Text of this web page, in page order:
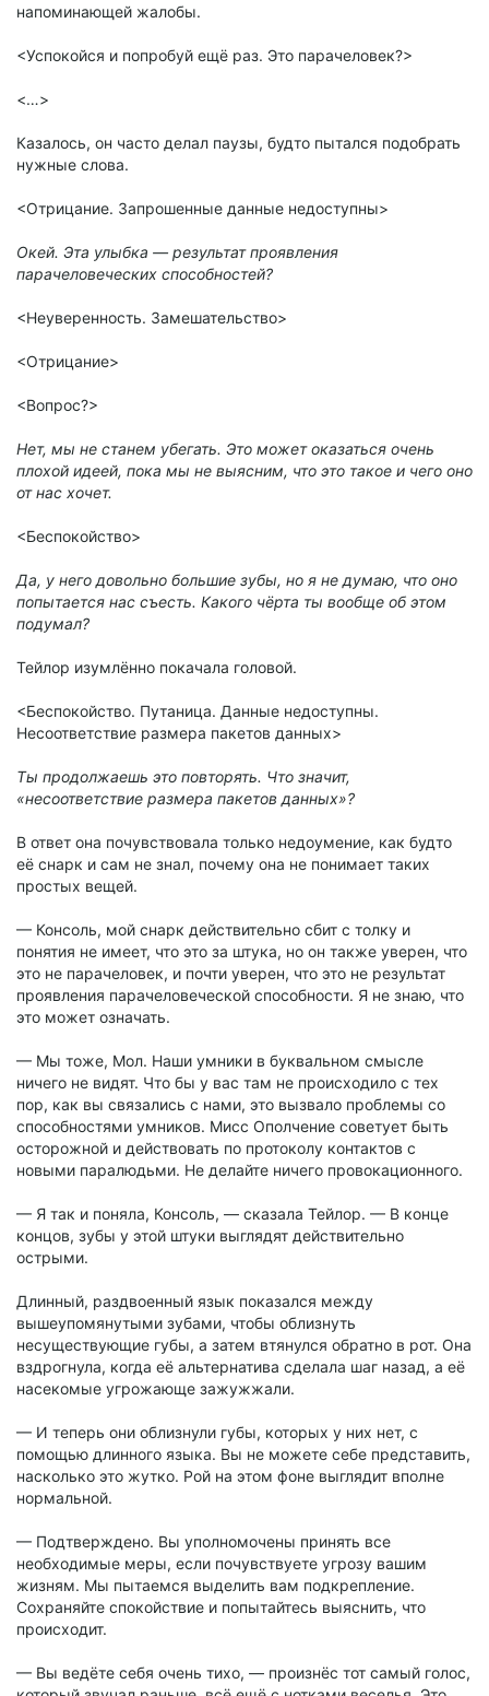
напоминающей жалобы.
<Успокойся и попробуй ещё раз. Это парачеловек?>
<…>
Казалось, он часто делал паузы, будто пытался подобрать
нужные слова.
<Отрицание. Запрошенные данные недоступны>
Окей. Эта улыбка — результат проявления
парачеловеческих способностей?
<Неуверенность. Замешательство>
<Отрицание>
<Вопрос?>
Нет, мы не станем убегать. Это может оказаться очень
плохой идеей, пока мы не выясним, что это такое и чего оно
от нас хочет.
<Беспокойство>
Да, у него довольно большие зубы, но я не думаю, что оно
попытается нас съесть. Какого чёрта ты вообще об этом
подумал?
Тейлор изумлённо покачала головой.
<Беспокойство. Путаница. Данные недоступны.
Несоответствие размера пакетов данных>
Ты продолжаешь это повторять. Что значит,
«несоответствие размера пакетов данных»?
В ответ она почувствовала только недоумение, как будто
её снарк и сам не знал, почему она не понимает таких
простых вещей.
— Консоль, мой снарк действительно сбит с толку и
понятия не имеет, что это за штука, но он также уверен, что
это не парачеловек, и почти уверен, что это не результат
проявления парачеловеческой способности. Я не знаю, что
это может означать.
— Мы тоже, Мол. Наши умники в буквальном смысле
ничего не видят. Что бы у вас там не происходило с тех
пор, как вы связались с нами, это вызвало проблемы со
способностями умников. Мисс Ополчение советует быть
осторожной и действовать по протоколу контактов с
новыми паралюдьми. Не делайте ничего провокационного.
— Я так и поняла, Консоль, — сказала Тейлор. — В конце
концов, зубы у этой штуки выглядят действительно
острыми.
Длинный, раздвоенный язык показался между
вышеупомянутыми зубами, чтобы облизнуть
несуществующие губы, а затем втянулся обратно в рот. Она
вздрогнула, когда её альтернатива сделала шаг назад, а её
насекомые угрожающе зажужжали.
— И теперь они облизнули губы, которых у них нет, с
помощью длинного языка. Вы не можете себе представить,
насколько это жутко. Рой на этом фоне выглядит вполне
нормальной.
— Подтверждено. Вы уполномочены принять все
необходимые меры, если почувствуете угрозу вашим
жизням. Мы пытаемся выделить вам подкрепление.
Сохраняйте спокойствие и попытайтесь выяснить, что
происходит.
— Вы ведёте себя очень тихо, — произнёс тот самый голос,